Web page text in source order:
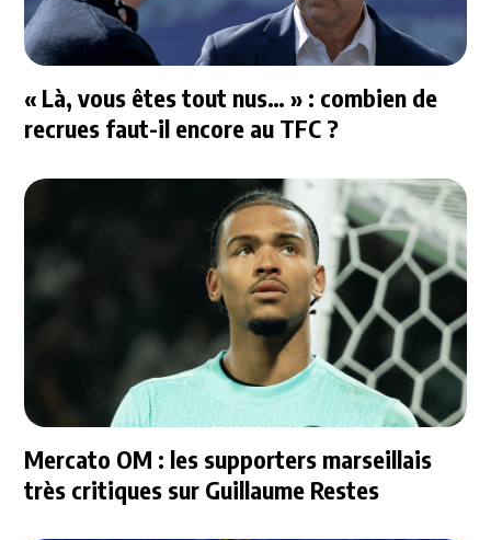
« Là, vous êtes tout nus… » : combien de
recrues faut-il encore au TFC ?
Mercato OM : les supporters marseillais
très critiques sur Guillaume Restes